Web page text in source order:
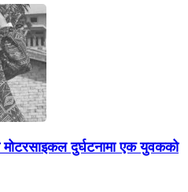
मोटरसाइकल दुर्घटनामा एक युवकको